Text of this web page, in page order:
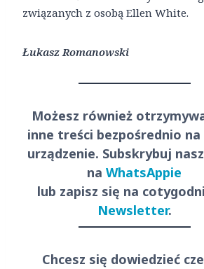
związanych z osobą Ellen White.
Łukasz Romanowski
Możesz również
inne treści bezpośrednio
urządzenie. Subskrybuj
naWhatsAppie
lub zapisz się na
Newsletter.
Chcesz się dowiedzieć